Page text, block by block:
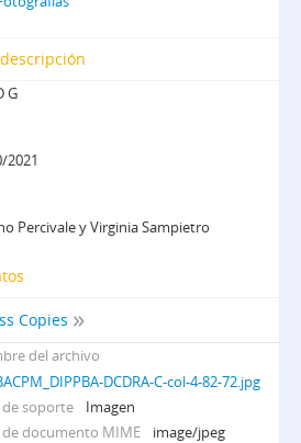
G
2021
Percivale y Virginia Sampietro
Copies
del archivo
DCDRA-C-col-4-82-72.jpg
soporte
Imagen
de documento MIME
image/jpeg